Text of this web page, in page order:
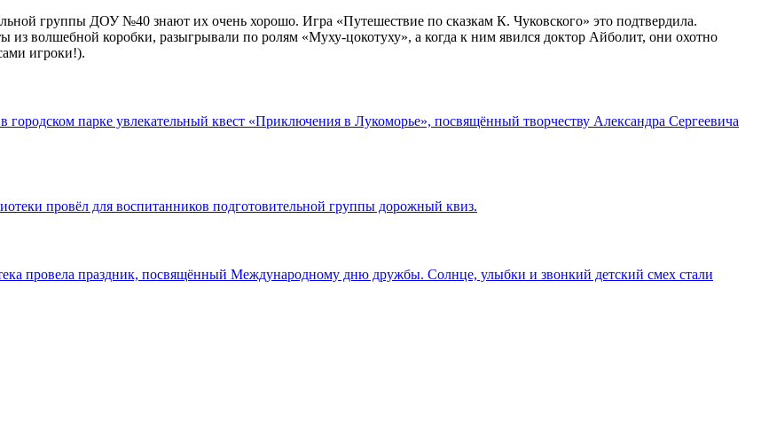
группы ДОУ №40 знают их очень хорошо. Игра «Путешествие по сказкам К. Чуковского» это подтвердила.
волшебной коробки, разыгрывали по ролям «Муху-цокотуху», а когда к ним явился доктор Айболит, они охотно
игроки!).
городском парке увлекательный квест «Приключения в Лукоморье», посвящённый творчеству Александра Сергеевича
провёл для воспитанников подготовительной группы дорожный квиз.
провела праздник, посвящённый Международному дню дружбы. Солнце, улыбки и звонкий детский смех стали